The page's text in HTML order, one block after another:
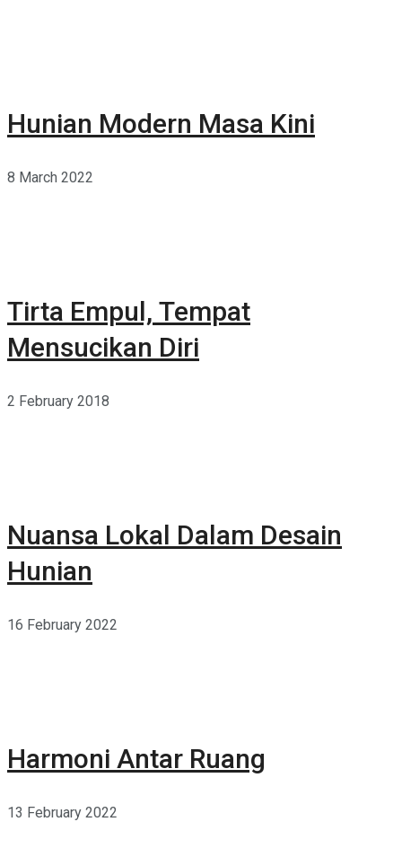
Hunian Modern Masa Kini
8 March 2022
Tirta Empul, Tempat
Mensucikan Diri
2 February 2018
Nuansa Lokal Dalam Desain
Hunian
16 February 2022
Harmoni Antar Ruang
13 February 2022